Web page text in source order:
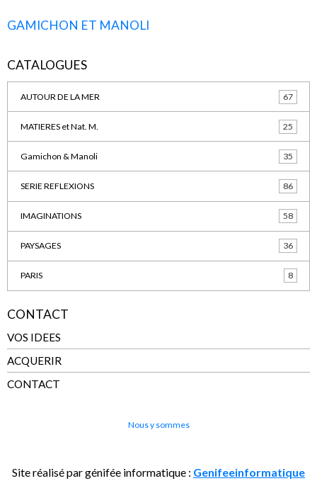
GAMICHON ET MANOLI
CATALOGUES
AUTOUR DE LA MER 67
MATIERES et Nat. M. 25
Gamichon & Manoli 35
SERIE REFLEXIONS 86
IMAGINATIONS 58
PAYSAGES 36
PARIS 8
CONTACT
VOS IDEES
ACQUERIR
CONTACT
Nous y sommes
Site réalisé par génifée informatique : Genifeeinformatique